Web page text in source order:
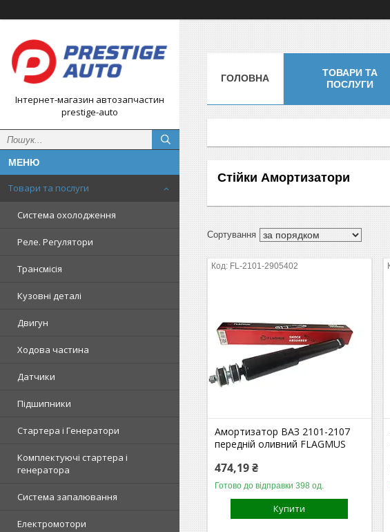
Інтернет-магазин автозапчастин
prestige-auto
Товари та послуги
Система охолодження
Реле. Регулятори
Трансмісія
Кузовні деталі
Двигун
Ходова частина
Датчики
Підшипники
Стартера і Генератори
Комплектуючі стартера і
генератора
Система запалювання
Електромотори
ГОЛОВНА
ТОВАРИ ТА
ПОСЛУГИ
Стійки Амортизатори
FL-2101-2905402
Амортизатор ВАЗ 2101-2107
передній оливний FLAGMUS
474,19 ₴
Готово до відправки 398 од.
Купити